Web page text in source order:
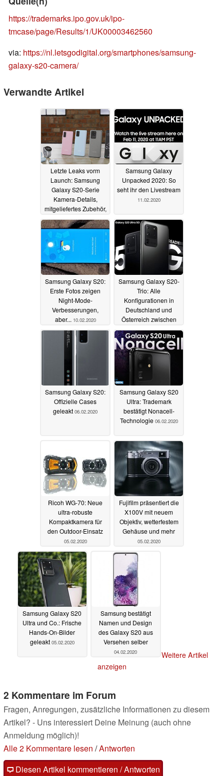
https://trademarks.ipo.gov.uk/ipo-
tmcase/page/Results/1/UK00003462560
via: https://nl.letsgodigital.org/smartphones/samsung-
galaxy-s20-camera/
Verwandte Artikel
Letzte Leaks vorm
Launch: Samsung
Galaxy S20-Serie
Kamera-Details,
mitgeliefertes Zubehör,
Promo-Video, finale
Specs, Preise und
mehr
11.02.2020
Samsung Galaxy
Unpacked 2020: So
seht ihr den Livestream
11.02.2020
Samsung Galaxy S20:
Erste Fotos zeigen
Night-Mode-
Verbesserungen,
aber... 10.02.2020
Samsung Galaxy S20-
Trio: Alle
Konfigurationen in
Deutschland und
Österreich zwischen
899 und 1549 Euro
08.02.2020
Samsung Galaxy S20:
Offizielle Cases
geleakt 06.02.2020
Samsung Galaxy S20
Ultra: Trademark
bestätigt Nonacell-
Technologie 06.02.2020
Ricoh WG-70: Neue
ultra-robuste
Kompaktkamera für
den Outdoor-Einsatz
05.02.2020
Fujifilm präsentiert die
X100V mit neuem
Objektiv, wetterfestem
Gehäuse und mehr
05.02.2020
Samsung Galaxy S20
Ultra und Co.: Frische
Hands-On-Bilder
geleakt 05.02.2020
Samsung bestätigt
Namen und Design
des Galaxy S20 aus
Versehen selber
04.02.2020
Weitere Artikel
anzeigen
2 Kommentare im Forum
Fragen, Anregungen, zusätzliche Informationen zu diesem
Artikel? - Uns interessiert Deine Meinung (auch ohne
Anmeldung möglich)!
Alle 2 Kommentare lesen /Antworten
Diesen Artikel kommentieren / Antworten